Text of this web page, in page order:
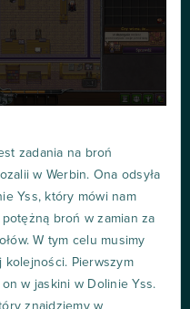
zadania na broń
w Werbin. Ona odsyła
Yss, który mówi nam
broń w zamian za
W tym celu musimy
kolejności. Pierwszym
w jaskini w Dolinie Yss.